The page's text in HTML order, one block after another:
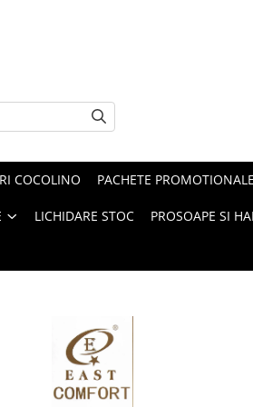
COCOLINO PACHETE PROMOTIONALE
LICHIDARE STOC PROSOAPE SI